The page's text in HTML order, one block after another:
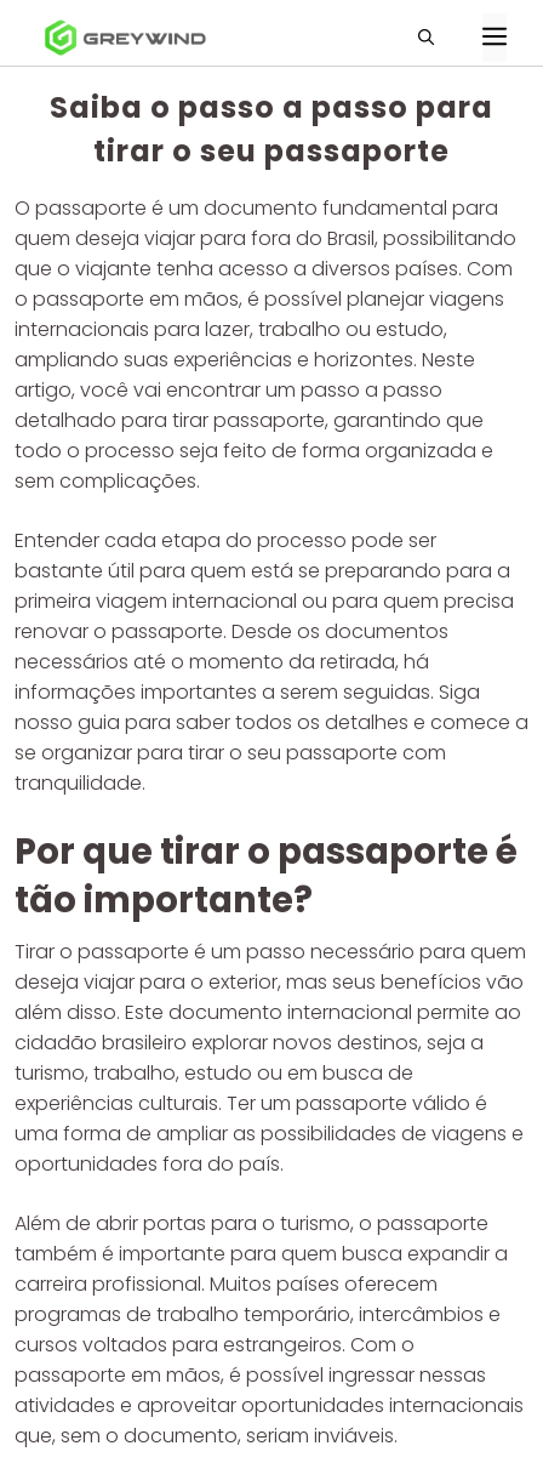
conteúdoSaiba o passo a passo para
tirar o seu passaporte
O passaporte é um documento fundamental para
quem deseja viajar para fora do Brasil, possibilitando
que o viajante tenha acesso a diversos países. Com
o passaporte em mãos, é possível planejar viagens
internacionais para lazer, trabalho ou estudo,
ampliando suas experiências e horizontes. Neste
artigo, você vai encontrar um passo a passo
detalhado para tirar passaporte, garantindo que
todo o processo seja feito de forma organizada e
sem complicações.
Entender cada etapa do processo pode ser
bastante útil para quem está se preparando para a
primeira viagem internacional ou para quem precisa
renovar o passaporte. Desde os documentos
necessários até o momento da retirada, há
informações importantes a serem seguidas. Siga
nosso guia para saber todos os detalhes e comece a
se organizar para tirar o seu passaporte com
tranquilidade.
Por que tirar o passaporte é
tão importante?
Tirar o passaporte é um passo necessário para quem
deseja viajar para o exterior, mas seus benefícios vão
além disso. Este documento internacional permite ao
cidadão brasileiro explorar novos destinos, seja a
turismo, trabalho, estudo ou em busca de
experiências culturais. Ter um passaporte válido é
uma forma de ampliar as possibilidades de viagens e
oportunidades fora do país.
Além de abrir portas para o turismo, o passaporte
também é importante para quem busca expandir a
carreira profissional. Muitos países oferecem
programas de trabalho temporário, intercâmbios e
cursos voltados para estrangeiros. Com o
passaporte em mãos, é possível ingressar nessas
atividades e aproveitar oportunidades internacionais
que, sem o documento, seriam inviáveis.